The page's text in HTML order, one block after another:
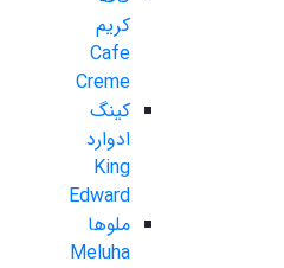
کریم
Cafe
Creme
کینگ
ادوارد
King
Edward
ملوها
Meluha